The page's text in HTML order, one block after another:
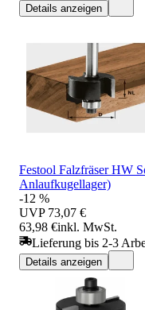
Details anzeigen
Festool Falzfräser HW
Anlaufkugellager)
-12 %
UVP 73,07 €
63,98 €inkl. MwSt.
Lieferung bis 2-3
Details anzeigen